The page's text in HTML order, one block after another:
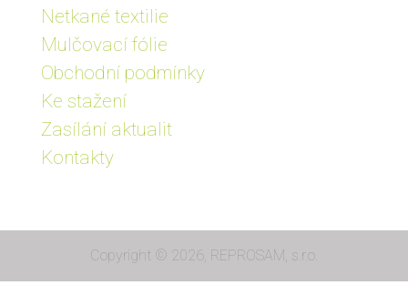
Netkané textilie
Mulčovací fólie
Obchodní podmínky
Ke stažení
Zasílání aktualit
Kontakty
Copyright © 2026, REPROSAM, s.r.o.